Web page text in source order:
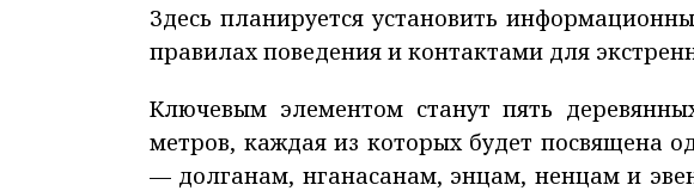
Здесь планируется установить
правилах поведения и контактами для
Ключевым элементом станут пять
метров, каждая из которых будет посвящена
— долганам, нганасанам, энцам, ненцам и